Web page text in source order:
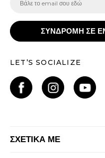
ΣΥΝΔΡΟΜΗ ΣΕ
LET’S SOCIALIZE
ΣΧΕΤΙΚΑ ΜΕ